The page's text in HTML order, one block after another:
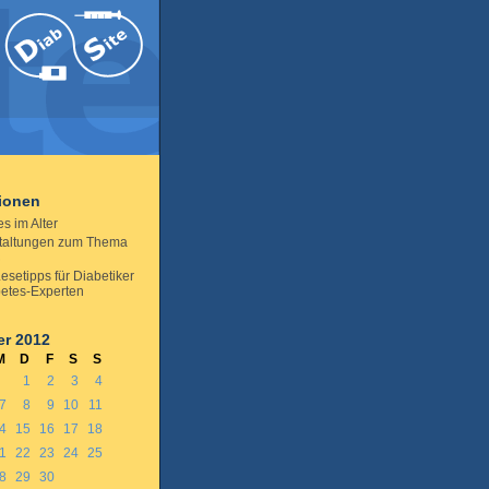
im Alter
zum Thema
für Diabetiker
Experten
2012
D F S
S
1
2 3
4
7 8 9 10
11
15 16 17
18
22 23 24 25
29
30